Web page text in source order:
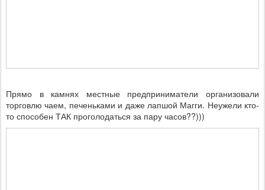
Прямо в камнях местные предприниматели организовали
торговлю чаем, печеньками и даже лапшой Магги. Неужели кто-
то способен ТАК проголодаться за пару часов??)))